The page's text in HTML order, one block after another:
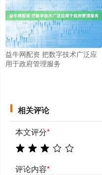
益牛网配资 把数字技术广泛应
用于政府管理服务
相关评论
本文评分*
评论内容*